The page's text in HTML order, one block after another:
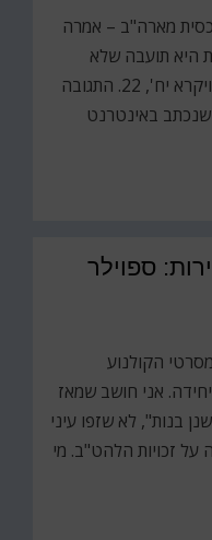
מארה"ב – אמרה
היא תועבה שלא
ניתנת למחילה בשום תנאי, לפי ספר ויקרא יח', 22. התגובה
באינטרנט
ספוילר
אחד מסרטי הקולנוע
אני חושב שמאז
בנות", לא שזפו עיני
על זכויות הלהט"ב. מי